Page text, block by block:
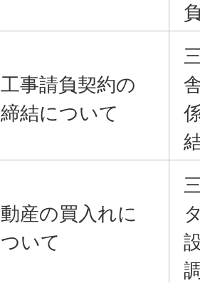
工事請負契約の
締結について
動産の買入れに
ついて